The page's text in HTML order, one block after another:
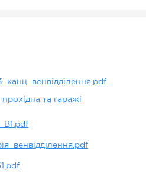
та гаражі